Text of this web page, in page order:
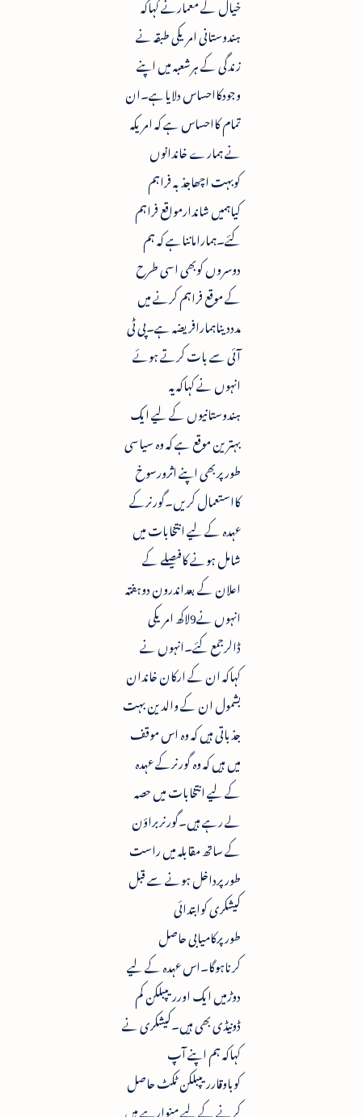
ہندوستانی امریکی طبقہ نے
زندگی کے ہرشعبہ میں اپنے
وجودکااحساس دلایاہے۔ان
تمام کااحساس ہے کہ امریکہ
نے ہمارے خاندانوں
کوبہت اچھاجذبہ فراہم
کیاہمیں شاندارمواقع فراہم
کئے۔ہمارامانناہے کہ ہم
دوسروں کوبھی اسی طرح
کے موقع فراہم کرنے میں
مدددیناہمارافریضہ ہے۔پی ٹی
آئی سے بات کرتے ہوئے
انہوں نے کہاکہ یہ
ہندوستانیوں کے لیے ایک
بہترین موقع ہے کہ وہ سیاسی
طورپربھی اپنے اثرورسوخ
کااستعمال کریں۔گورنرکے
عہدہ کے لیے انتخابات میں
شامل ہونے کافیصلے کے
اعلان کے بعداندرون دوہفتہ
انہوں نے9لاکھ امریکی
ڈالرجمع کئے۔انہوں نے
کہاکہ ان کے ارکان خاندان
بشمول ان کے والدین بہت
جذباتی ہیں کہ وہ اس موقف
میں ہیں کہ وہ گورنرکے عہدہ
کے لیے انتخابات میں حصہ
لے رہے ہیں۔گورنربراؤن
کے ساتھ مقابلہ میں راست
طورپرداخل ہونے سے قبل
کیشکری کوابتدائی
طورپرکامیابی حاصل
کرناہوگا۔اس عہدہ کے لیے
دوڑمیں ایک اورریپبلکن کم
ڈونیڈی بھی ہیں۔کیشکری نے
کہاکہ ہم اپنے آپ
کوباوقارریپبلکن ٹکٹ حاصل
کرنے کے لیے منوارہے ہیں